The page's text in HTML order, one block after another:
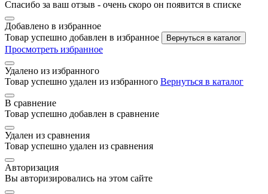
Спасибо за ваш отзыв - очень скоро он появится в списке
Добавлено в избранное
Товар успешно добавлен в избранное
Вернуться в каталог
Просмотреть избранное
Удалено из избранного
Товар успешно удален из избранного Вернуться в каталог
В сравнение
Товар успешно добавлен в сравнение
Удален из сравнения
Товар успешно удален из сравнения
Авторизация
Вы авторизировались на этом сайте